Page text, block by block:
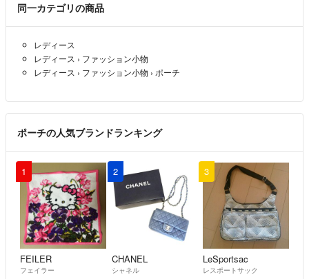
よろしくお願い致します🙇‍♀️
aya プロフ必読- 3年以上前
同一カテゴリの商品
レディース
レディース › ファッション小物
レディース › ファッション小物 › ポーチ
ポーチの人気ブランドランキング
1
FEILER
フェイラー
2
CHANEL
シャネル
3
LeSportsac
レスポートサック